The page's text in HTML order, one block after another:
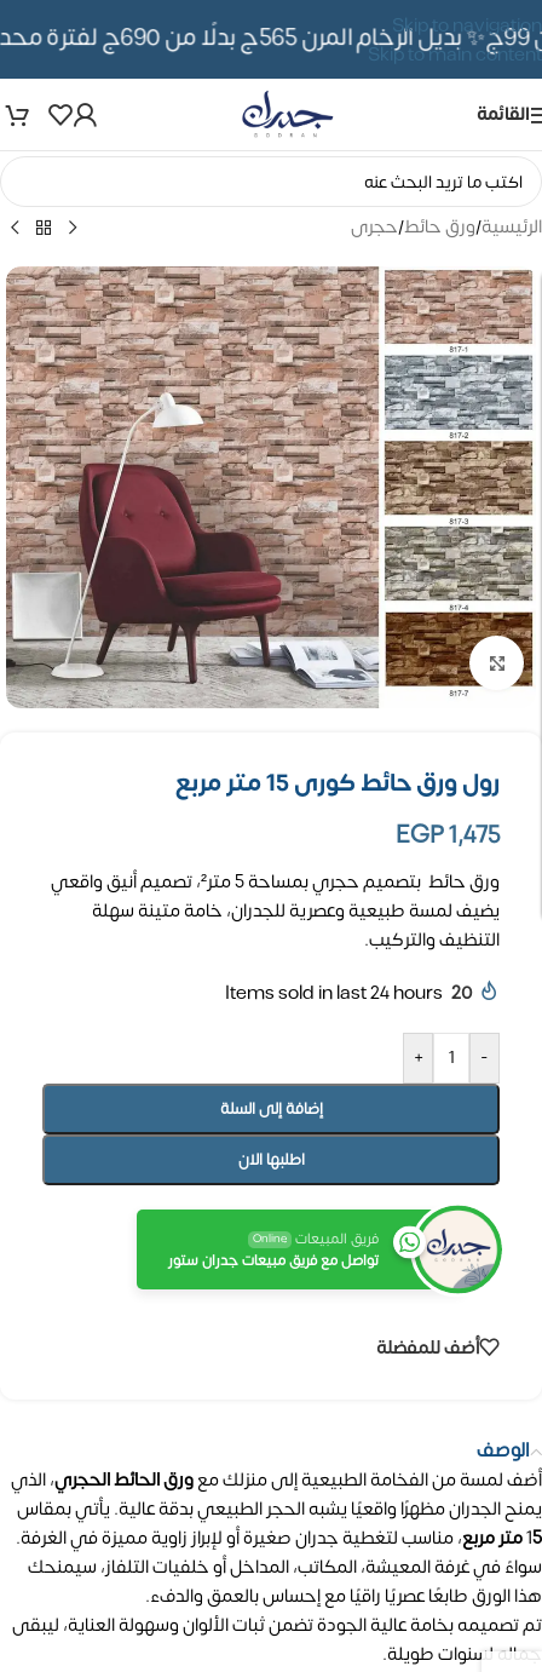
Skip to navigation
Skip to main content
✨ بديل الرخام المرن 565ج بدلًا من 690ج لفترة محدوده
القائمة
الرئيسية/ورق حائط/حجرى
تكبير الصورة
رول ورق حائط كورى 15 متر مربع
EGP1,475
ورق حائط بتصميم حجري بمساحة 5 متر²، تصميم أنيق واقعي
يضيف لمسة طبيعية وعصرية للجدران، خامة متينة سهلة
التنظيف والتركيب.
20
Items sold in last 24 hours
-
+
إضافة إلى السلة
اطلبها الان
فريق المبيعات Online
تواصل مع فريق مبيعات جدران ستور
أضف للمفضلة
الوصف
أضف لمسة من الفخامة الطبيعية إلى منزلك معورق الحائط الحجري، الذي
يمنح الجدران مظهرًا واقعيًا يشبه الحجر الطبيعي بدقة عالية. يأتي بمقاس
15 متر مربع
، مناسب لتغطية جدران صغيرة أو لإبراز زاوية مميزة في الغرفة.
سواءً في غرفة المعيشة، المكاتب، المداخل أو خلفيات التلفاز، سيمنحك
هذا الورق طابعًا عصريًا راقيًا مع إحساس بالعمق والدفء.
تم تصميمه بخامة عالية الجودة تضمن ثبات الألوان وسهولة العناية، ليبقى
جماله لسنوات طويلة.